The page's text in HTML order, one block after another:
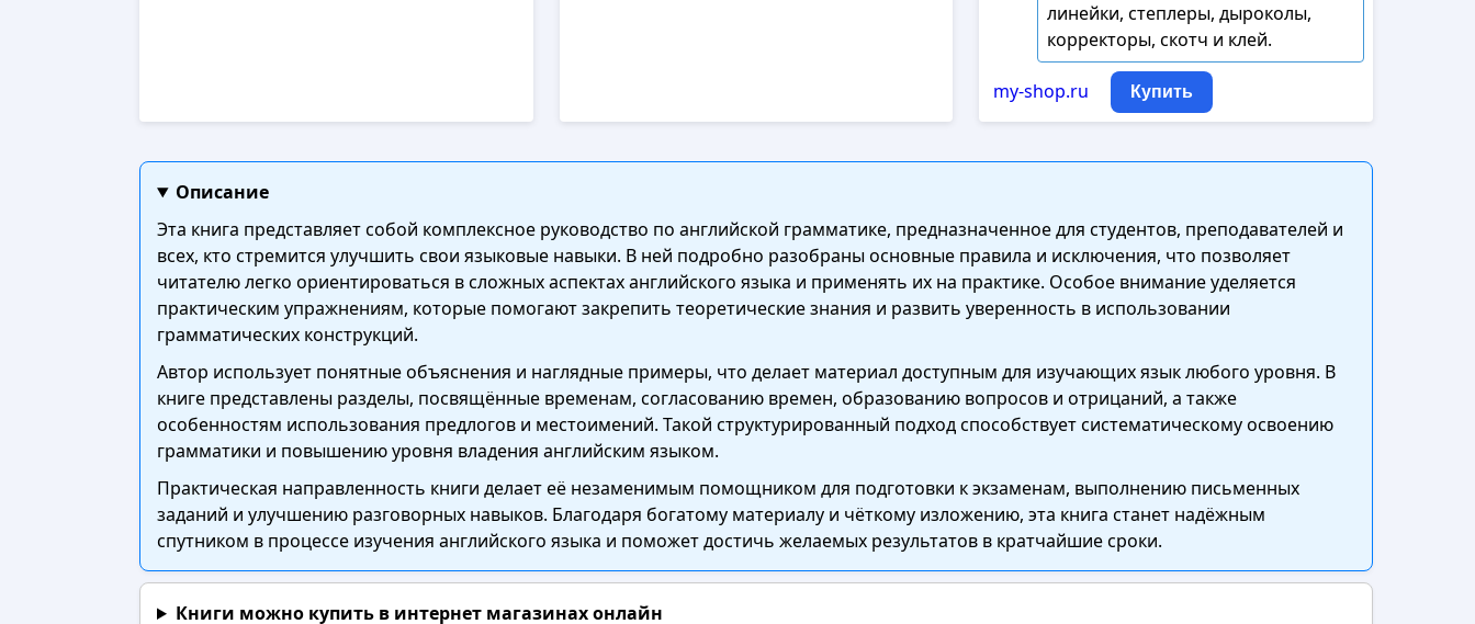
линейки, степлеры, дыроколы,
корректоры, скотч и клей.
my-shop.ru Купить
Описание
Эта книга представляет собой комплексное руководство по английской грамматике, предназначенное для студентов, преподавателей и
всех, кто стремится улучшить свои языковые навыки. В ней подробно разобраны основные правила и исключения, что позволяет
читателю легко ориентироваться в сложных аспектах английского языка и применять их на практике. Особое внимание уделяется
практическим упражнениям, которые помогают закрепить теоретические знания и развить уверенность в использовании
грамматических конструкций.
Автор использует понятные объяснения и наглядные примеры, что делает материал доступным для изучающих язык любого уровня. В
книге представлены разделы, посвящённые временам, согласованию времен, образованию вопросов и отрицаний, а также
особенностям использования предлогов и местоимений. Такой структурированный подход способствует систематическому освоению
грамматики и повышению уровня владения английским языком.
Практическая направленность книги делает её незаменимым помощником для подготовки к экзаменам, выполнению письменных
заданий и улучшению разговорных навыков. Благодаря богатому материалу и чёткому изложению, эта книга станет надёжным
спутником в процессе изучения английского языка и поможет достичь желаемых результатов в кратчайшие сроки.
Книги можно купить в интернет магазинах онлайн